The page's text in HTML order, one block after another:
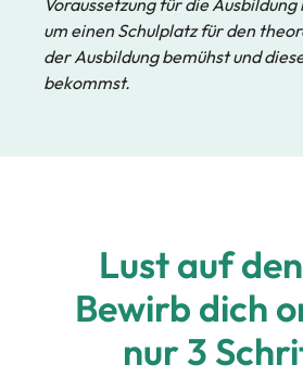
Voraussetzung für die Ausbildung
um einen Schulplatz für den
der Ausbildung bemühst und
bekommst.
Lust auf
Bewirb dich
nur 3